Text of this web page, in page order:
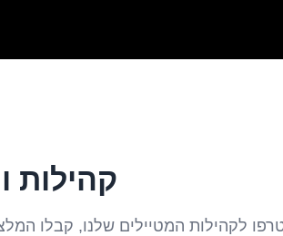
קהילות
לקהילות המטיילים שלנו, קבלו